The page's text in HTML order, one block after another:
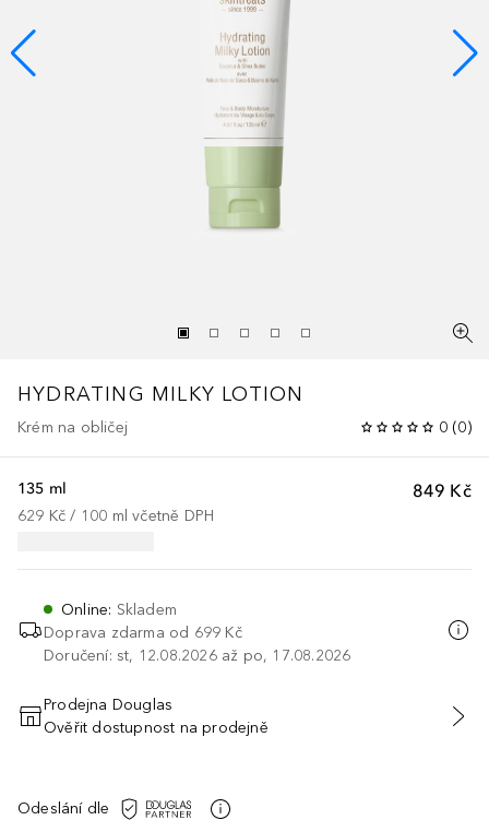
HYDRATING MILKY LOTION
Krém na obličej 0 (0)
849 Kč
135 ml
629 Kč / 100 ml včetně DPH
Online: Skladem
Doprava zdarma od 699 Kč
Doručení: st, 12.08.2026 až po, 17.08.2026
PŘIDAT DO KOŠÍKU
Prodejna Douglas
Ověřit dostupnost na prodejně
Odeslání dle